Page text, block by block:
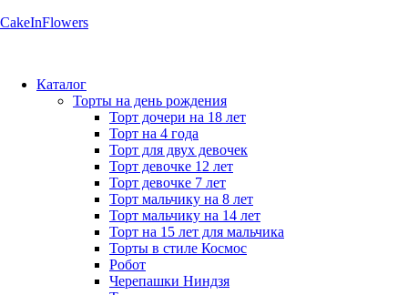
CakeInFlowers
Каталог
Торты на день рождения
Торт дочери на 18 лет
Торт на 4 года
Торт для двух девочек
Торт девочке 12 лет
Торт девочке 7 лет
Торт мальчику на 8 лет
Торт мальчику на 14 лет
Торт на 15 лет для мальчика
Торты в стиле Космос
Робот
Черепашки Ниндзя